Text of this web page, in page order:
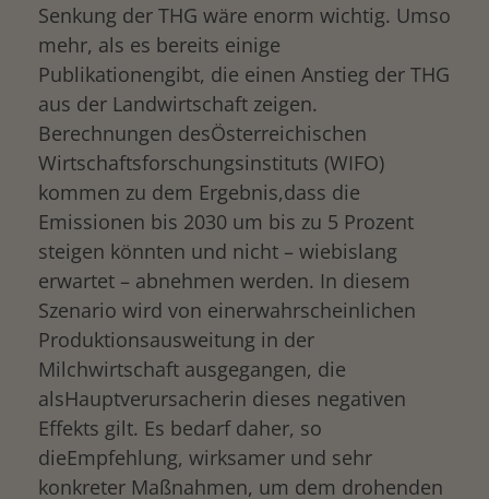
Senkung der THG wäre enorm wichtig. Umso
mehr, als es bereits einige
Publikationengibt, die einen Anstieg der THG
aus der Landwirtschaft zeigen.
Berechnungen desÖsterreichischen
Wirtschaftsforschungsinstituts (WIFO)
kommen zu dem Ergebnis,dass die
Emissionen bis 2030 um bis zu 5 Prozent
steigen könnten und nicht – wiebislang
erwartet – abnehmen werden. In diesem
Szenario wird von einerwahrscheinlichen
Produktionsausweitung in der
Milchwirtschaft ausgegangen, die
alsHauptverursacherin dieses negativen
Effekts gilt. Es bedarf daher, so
dieEmpfehlung, wirksamer und sehr
konkreter Maßnahmen, um dem drohenden